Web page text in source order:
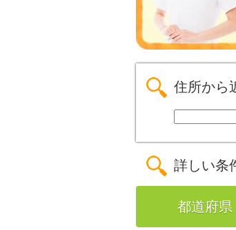
住所から
詳しい条
都道府県